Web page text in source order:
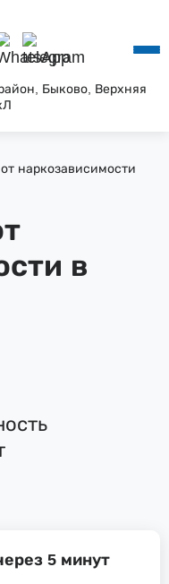
Быково, Верхняя
наркозависимости
в
5 минут